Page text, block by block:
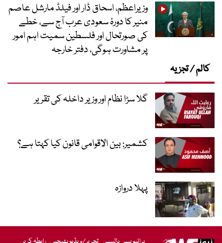
وزیراعظم، اسحاق ڈار اور فیلڈ مارشل عاصم
منیر کا دورۂ سعودی عرب آج سے، خطے
کی صورتحال اور فلسطین سمیت اہم امور
پر مشاورت ہوگی، دفتر خارجہ
کالم / تجزیہ
گلا سڑا نظام اور وزیر داخلہ کی تقریر
کشمیر: بین الاقوامی قانون کیا کہتا ہے؟
پہلا دروازہ